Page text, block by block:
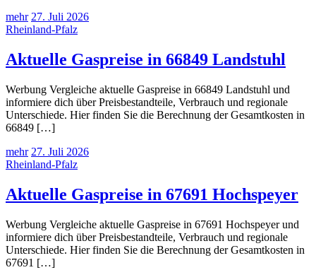
mehr 27. Juli 2026
Rheinland-Pfalz
Aktuelle Gaspreise in 66849 Landstuhl
Werbung Vergleiche aktuelle Gaspreise in 66849 Landstuhl und
informiere dich über Preisbestandteile, Verbrauch und regionale
Unterschiede. Hier finden Sie die Berechnung der Gesamtkosten in
66849 […]
mehr 27. Juli 2026
Rheinland-Pfalz
Aktuelle Gaspreise in 67691 Hochspeyer
Werbung Vergleiche aktuelle Gaspreise in 67691 Hochspeyer und
informiere dich über Preisbestandteile, Verbrauch und regionale
Unterschiede. Hier finden Sie die Berechnung der Gesamtkosten in
67691 […]